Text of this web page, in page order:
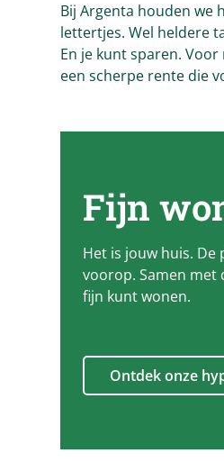
Bij Argenta houden we
lettertjes. Wel heldere
En je kunt sparen.
een scherpe rente die
Fijn
Het is jouw huis. De
voorop. Samen met
fijn kunt wonen.
Ontdek onze